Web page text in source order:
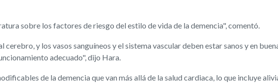
sobre los factores de riesgo del estilo de vida de la demencia", comentó.
cerebro, y los vasos sanguíneos y el sistema vascular deben estar sanos y en
adecuado", dijo Hara.
de la demencia que van más allá de la salud cardiaca, lo que incluye